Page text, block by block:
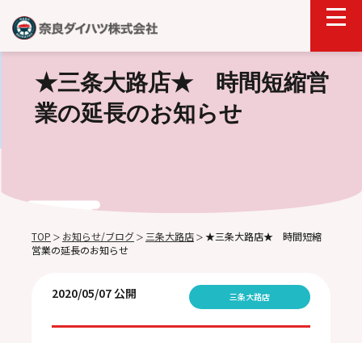
★三条大路店★ 時間短縮営
業の延長のお知らせ
TOP ＞ お知らせ/ブログ ＞ 三条大路店 ＞ ★三条大路店★ 時間短縮
営業の延長のお知らせ
2020/05/07 公開 三条大路店